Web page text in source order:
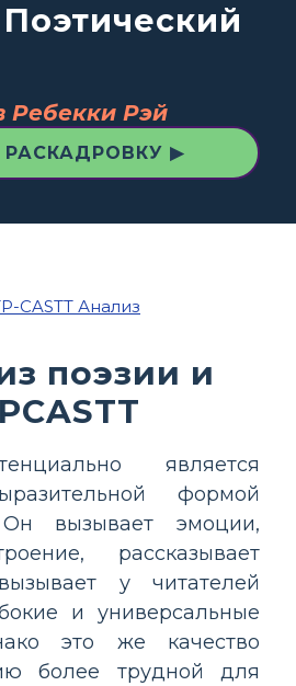
Поэтический
Ребекки Рэй
▶
поэзии и
является
формой
Он вызывает эмоции,
рассказывает
у читателей
и универсальные
это же качество
более трудной для